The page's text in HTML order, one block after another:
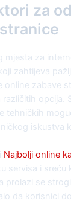
za
mjesta za
zahtijeva
online zabave
opcija.
tehničkih
iskustva
Najbolji online
servisa i sreću
prolazi se
da korisnici